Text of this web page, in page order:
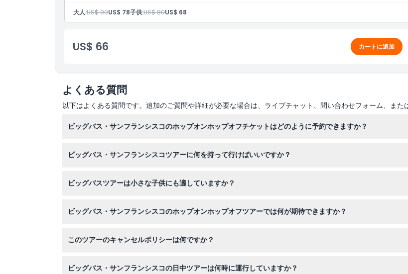
日中ツアー（レッドルート）
月〜日：10:00〜18:00
日中ツアーは7月4日、感謝祭、クリスマスイブ、年末大晦日に早めに終了します
ツアーの停留所と見どころ：ノースビーチ／チャイナタウン、エンバーカデロセンター、フェリービルディン
グ、ユニオンスクエア南、ヒルトンホテル、シビックセンター、アラモスクエア、ヘイト・アシュベリー、ゴー
ト、ピア35／クルーズターミナル、ピア39
英語ガイド
24時間乗り降り自由バスパス
バウチャーは指定された日付（該当する場合は時間）にのみ有効です
月曜日〜日曜日: 10:00-18:00
運行間隔：15分
日中ツアーは7月4日、感謝祭、クリスマスイブ、および大晦日に早期終了する場合があります
ツアーの停留所と見どころ：ノースビーチ／中華街、エンバーカデロ・センター、フェリー・ビルディング、ユ
ゲートパーク（月〜土のみ）、ゴールデンゲートパーク（日曜および祝日のみ）、ノースビスタポイント／ゴー
大人:US$ 90US$ 78子供:US$ 80US$ 68
US$ 66 カートに追加
よくある質問
以下はよくある質問です。追加のご質問や詳細が必要な場合は、ライブチャット、問い合わせフォーム、また
ビッグバス・サンフランシスコのホップオンホップオフチケットはどのように予約できますか？
ビッグバス・サンフランシスコツアーに何を持って行けばいいですか？
で、軽いジャケットもご検討ください。
ビッグバスツアーは小さな子供にも適していますか？
ビッグバス・サンフランシスコのホップオンホップオフツアーでは何が期待できますか？
スで自由に乗り降りが可能です。
このツアーのキャンセルポリシーは何ですか？
ビッグバス・サンフランシスコの日中ツアーは何時に運行していますか？